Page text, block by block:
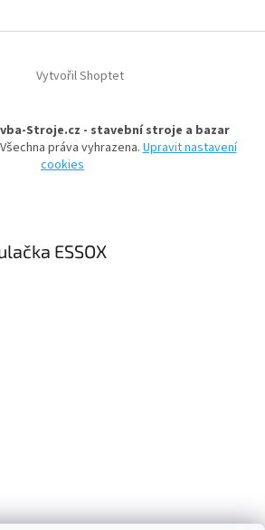
Vytvořil Shoptet
Stroje.cz - stavební stroje a bazar
práva vyhrazena.Upravit nastavení
cookies
ESSOX